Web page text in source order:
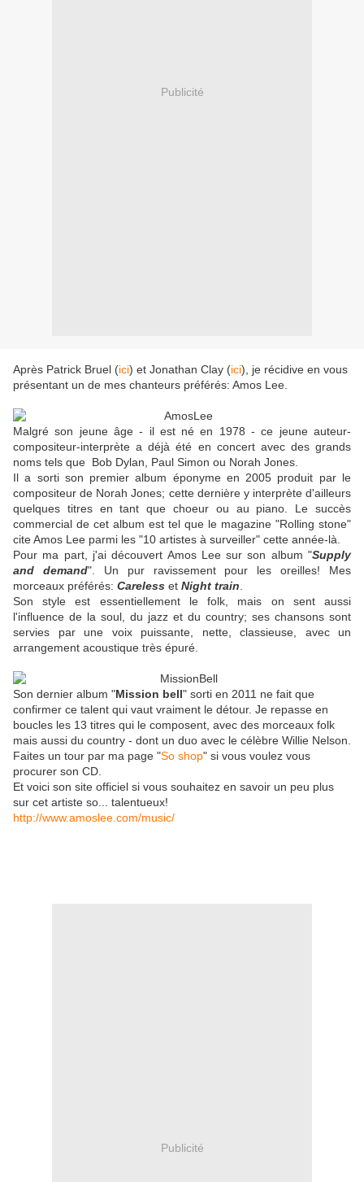
Publicité
Après Patrick Bruel (ici) et Jonathan Clay (ici), je récidive en vous
présentant un de mes chanteurs préférés: Amos Lee.
Malgré son jeune âge - il est né en 1978 - ce jeune auteur-
compositeur-interprète a déjà été en concert avec des grands
noms tels que Bob Dylan, Paul Simon ou Norah Jones.
Il a sorti son premier album éponyme en 2005 produit par le
compositeur de Norah Jones; cette dernière y interprète d'ailleurs
quelques titres en tant que choeur ou au piano. Le succès
commercial de cet album est tel que le magazine "Rolling stone"
cite Amos Lee parmi les "10 artistes à surveiller" cette année-là.
Pour ma part, j'ai découvert Amos Lee sur son album "Supply
and demand". Un pur ravissement pour les oreilles! Mes
morceaux préférés: Careless et Night train
Son style est essentiellement le folk, mais on sent aussi
l'influence de la soul, du jazz et du country; ses chansons sont
servies par une voix puissante, nette, classieuse, avec un
arrangement acoustique très épuré.
Son dernier album "Mission bell" sorti en 2011 ne fait que
confirmer ce talent qui vaut vraiment le détour. Je repasse en
boucles les 13 titres qui le composent, avec des morceaux folk
mais aussi du country - dont un duo avec le célèbre Willie Nelson.
Faites un tour par ma page "So shop" si vous voulez vous
procurer son CD.
Et voici son site officiel si vous souhaitez en savoir un peu plus
sur cet artiste so... talentueux!
http://www.amoslee.com/music/
Publicité